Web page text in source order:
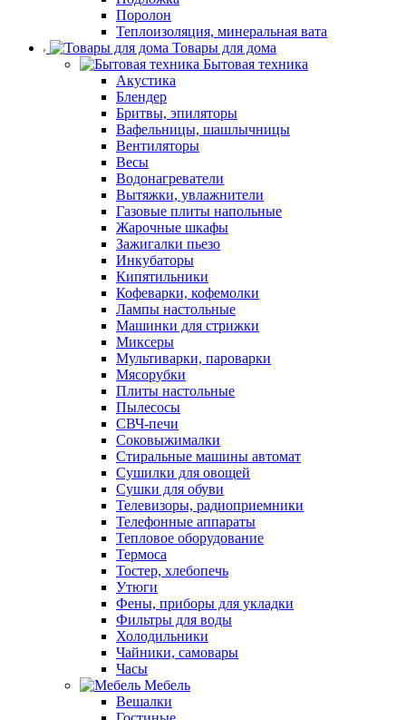
Поролон
Теплоизоляция, минеральная вата
Товары для дома
Бытовая техника
Акустика
Блендер
Бритвы, эпиляторы
Вафельницы, шашлычницы
Вентиляторы
Весы
Водонагреватели
Вытяжки, увлажнители
Газовые плиты напольные
Жарочные шкафы
Зажигалки пьезо
Инкубаторы
Кипятильники
Кофеварки, кофемолки
Лампы настольные
Машинки для стрижки
Миксеры
Мультиварки, пароварки
Мясорубки
Плиты настольные
Пылесосы
СВЧ-печи
Соковыжималки
Стиральные машины автомат
Сушилки для овощей
Сушки для обуви
Телевизоры, радиоприемники
Телефонные аппараты
Тепловое оборудование
Термоса
Тостер, хлебопечь
Утюги
Фены, приборы для укладки
Фильтры для воды
Холодильники
Чайники, самовары
Часы
Мебель
Вешалки